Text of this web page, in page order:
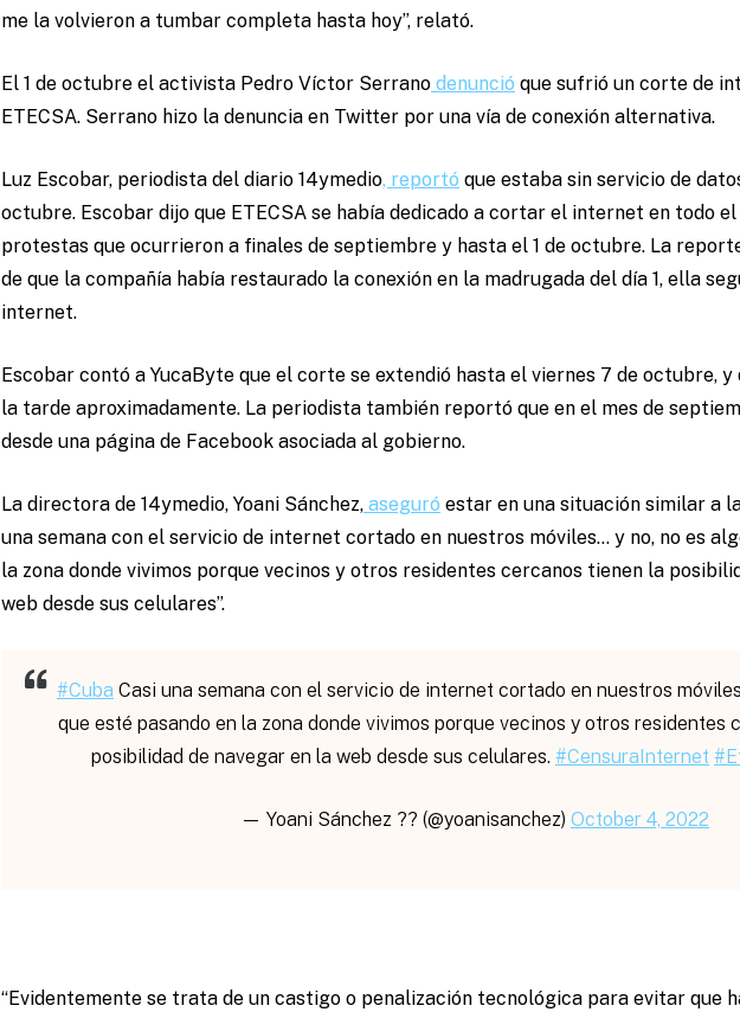
me la volvieron a tumbar completa hasta hoy”, relató.
El 1 de octubre el activista Pedro Víctor Serrano denunció que sufrió un corte de
ETECSA. Serrano hizo la denuncia en Twitter por una vía de conexión alternativa.
Luz Escobar, periodista del diario 14ymedio, reportó que estaba sin servicio de
octubre. Escobar dijo que ETECSA se había dedicado a cortar el internet en todo
protestas que ocurrieron a finales de septiembre y hasta el 1 de octubre. La
de que la compañía había restaurado la conexión en la madrugada del día 1, ella
internet.
Escobar contó a YucaByte que el corte se extendió hasta el viernes 7 de octubre,
la tarde aproximadamente. La periodista también reportó que en el mes de
desde una página de Facebook asociada al gobierno.
La directora de 14ymedio, Yoani Sánchez, aseguró estar en una situación similar a
una semana con el servicio de internet cortado en nuestros móviles… y no, no es
la zona donde vivimos porque vecinos y otros residentes cercanos tienen la
web desde sus celulares”.
#Cuba Casi una semana con el servicio de internet cortado en nuestros
que esté pasando en la zona donde vivimos porque vecinos y otros residentes
posibilidad de navegar en la web desde sus celulares. #CensuraInternet
— Yoani Sánchez ?? (@yoanisanchez) October 4, 2022
“Evidentemente se trata de un castigo o penalización tecnológica para evitar que